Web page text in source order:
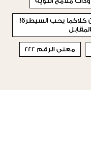
يحب السيطرة!
معنى الرقم 222